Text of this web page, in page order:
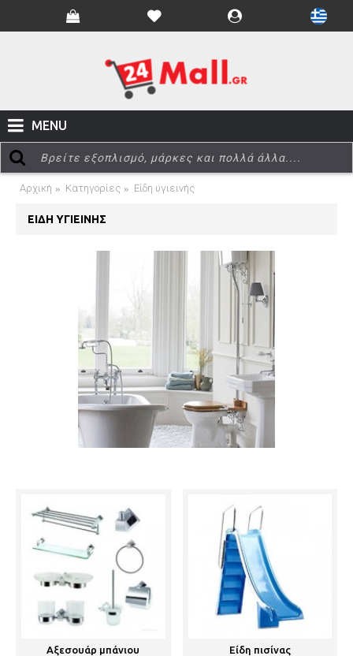
MENU
Αρχική Κατηγορίες Είδη υγιεινής
ΕΊΔΗ ΥΓΙΕΙΝΉΣ
Αξεσουάρ μπάνιου Είδη πισίνας